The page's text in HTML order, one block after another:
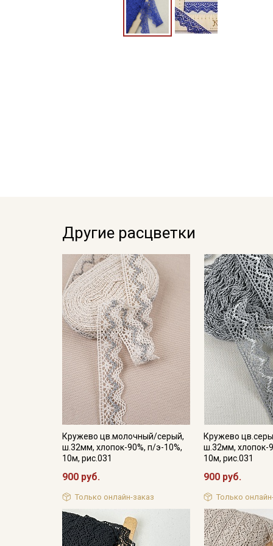
Другие расцветки
Кружево цв.молочный/серый,
ш.32мм, хлопок-90%, п/э-10%,
10м, рис.031
900 руб.
Только онлайн-заказ
Кружево
ш.32мм, хлопок-
10м, рис.031
900 руб.
Только